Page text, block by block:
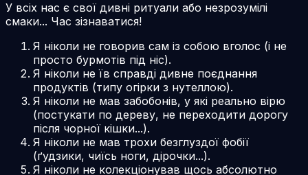
У всіх нас є свої дивні ритуали або незрозумілі
смаки... Час зізнаватися!
Я ніколи не говорив сам із собою вголос (і не
просто бурмотів під ніс).
Я ніколи не їв справді дивне поєднання
продуктів (типу огірки з нутеллою).
Я ніколи не мав забобонів, у які реально вірю
(постукати по дереву, не переходити дорогу
після чорної кішки...).
Я ніколи не мав трохи безглуздої фобії
(ґудзики, чиїсь ноги, дірочки...).
Я ніколи не колекціонував щось абсолютно